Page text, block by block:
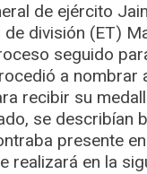
de ejército
división (ET)
seguido
a nombrar
recibir su
se describían
presente
realizará en la